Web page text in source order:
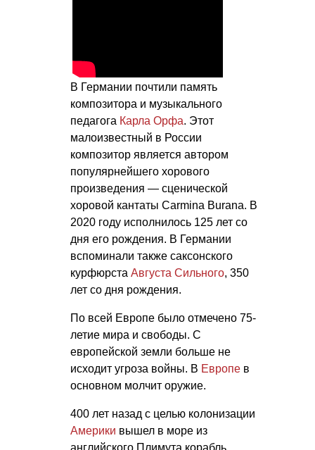
В Германии почтили память
композитора и музыкального
педагога Карла Орфа. Этот
малоизвестный в России
композитор является автором
популярнейшего хорового
произведения — сценической
хоровой кантаты Carmina Burana. В
2020 году исполнилось 125 лет со
дня его рождения. В Германии
вспоминали также саксонского
курфюрста Августа Сильного, 350
лет со дня рождения.
По всей Европе было отмечено 75-
летие мира и свободы. С
европейской земли больше не
исходит угроза войны. В Европе в
основном молчит оружие.
400 лет назад с целью колонизации
Америки вышел в море из
английского Плимута корабль